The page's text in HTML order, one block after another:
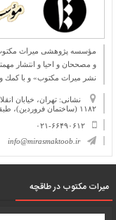
و مصححان و احیا و انتشار
نشر میراث مكتوب» و با كمك
نشانی: تهران، خیابان
۱۱۸۲ (ساختمان فروردین)، طبقۀ دوم
۰۲۱-۶۶۴۹۰۶۱۲
info@mirasmaktoob.ir
میرات مکتوب در طاقچه